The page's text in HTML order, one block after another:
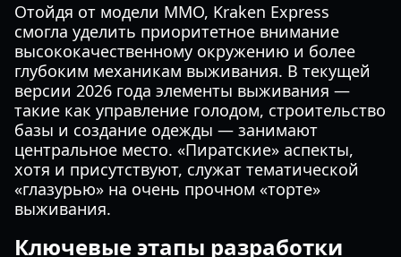
Отойдя от модели MMO, Kraken Express
смогла уделить приоритетное внимание
высококачественному окружению и более
глубоким механикам выживания. В текущей
версии 2026 года элементы выживания —
такие как управление голодом, строительство
базы и создание одежды — занимают
центральное место. «Пиратские» аспекты,
хотя и присутствуют, служат тематической
«глазурью» на очень прочном «торте»
выживания.
Ключевые этапы разработки